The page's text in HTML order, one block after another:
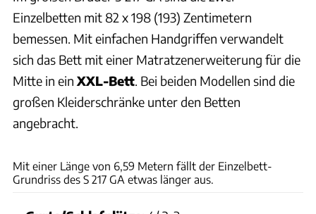
Einzelbetten mit 82 x 198 (193) Zentimetern
bemessen. Mit einfachen Handgriffen verwandelt
sich das Bett mit einer Matratzenerweiterung für die
Mitte in ein XXL-Bett. Bei beiden Modellen sind die
großen Kleiderschränke unter den Betten
angebracht.
Mit einer Länge von 6,59 Metern fällt der Einzelbett-
Grundriss des S 217 GA etwas länger aus.